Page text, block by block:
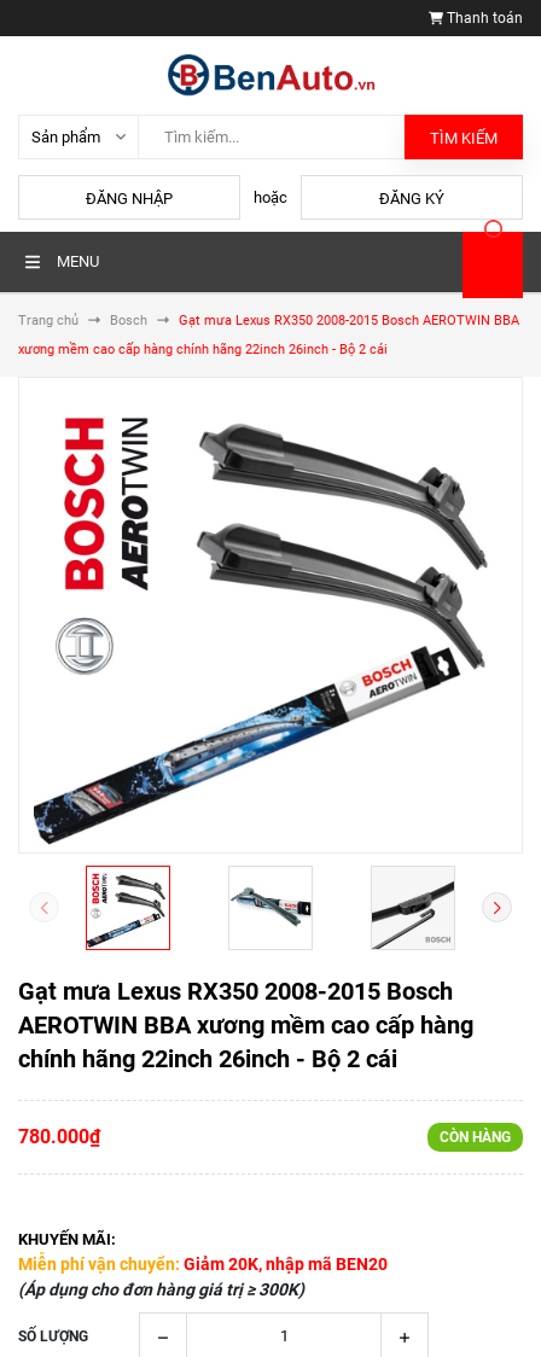
Thanh toán
TÌM KIẾM
ĐĂNG NHẬP hoặc ĐĂNG KÝ
MENU
Trang chủ Bosch
Gạt mưa Lexus RX350 2008-2015 Bosch AEROTWIN BBA
xương mềm cao cấp hàng chính hãng 22inch 26inch - Bộ 2 cái
Gạt mưa Lexus RX350 2008-2015 Bosch
AEROTWIN BBA xương mềm cao cấp hàng
chính hãng 22inch 26inch - Bộ 2 cái
780.000₫ CÒN HÀNG
KHUYẾN MÃI:
Miễn phí vận chuyển: Giảm 20K, nhập mã BEN20
(Áp dụng cho đơn hàng giá trị ≥ 300K)
SỐ LƯỢNG